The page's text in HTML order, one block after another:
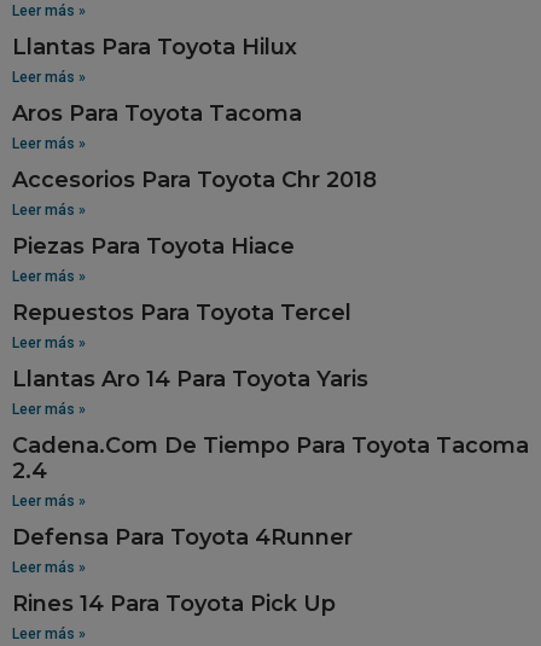
Leer más »
Llantas Para Toyota Hilux
Leer más »
Aros Para Toyota Tacoma
Leer más »
Accesorios Para Toyota Chr 2018
Leer más »
Piezas Para Toyota Hiace
Leer más »
Repuestos Para Toyota Tercel
Leer más »
Llantas Aro 14 Para Toyota Yaris
Leer más »
Cadena.Com De Tiempo Para Toyota Tacoma
2.4
Leer más »
Defensa Para Toyota 4Runner
Leer más »
Rines 14 Para Toyota Pick Up
Leer más »